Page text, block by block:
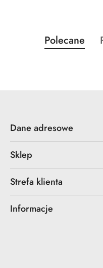
Pomiń karuzelę
Produkty
o
Polecane
Dane adresowe
Sklep
Strefa klienta
Informacje